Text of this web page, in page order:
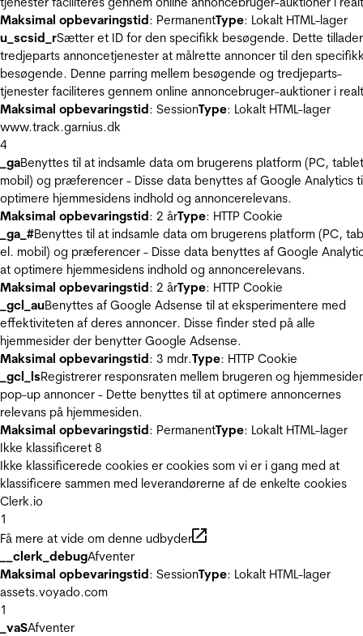
Maksimal opbevaringstid: PermanentType: Lokalt HTML-lager
u_scsid_rSætter et ID for den specifikk besøgende. Dette tillader
tredjeparts annoncetjenester at målrette annoncer til den
besøgende. Denne parring mellem besøgende og tredjeparts-
tjenester faciliteres gennem online annoncebruger-auktioner i
Maksimal opbevaringstid: SessionType: Lokalt HTML-lager
www.track.garnius.dk
4
_gaBenyttes til at indsamle data om brugerens platform (PC,
mobil) og præferencer - Disse data benyttes af Google Analytics
optimere hjemmesidens indhold og annoncerelevans.
Maksimal opbevaringstid: 2 årType: HTTP Cookie
_ga_#Benyttes til at indsamle data om brugerens platform (PC,
el. mobil) og præferencer - Disse data benyttes af Google
at optimere hjemmesidens indhold og annoncerelevans.
Maksimal opbevaringstid: 2 årType: HTTP Cookie
_gcl_auBenyttes af Google Adsense til at eksperimentere med
effektiviteten af deres annoncer. Disse finder sted på alle
hjemmesider der benytter Google Adsense.
Maksimal opbevaringstid: 3 mdr.Type: HTTP Cookie
_gcl_lsRegistrerer responsraten mellem brugeren og
pop-up annoncer - Dette benyttes til at optimere annoncernes
relevans på hjemmesiden.
Maksimal opbevaringstid: PermanentType: Lokalt HTML-lager
Ikke klassificeret 8
Ikke klassificerede cookies er cookies som vi er i gang med at
klassificere sammen med leverandørerne af de enkelte cookies
Clerk.io
1
Få mere at vide om denne udbyder
__clerk_debugAfventer
Maksimal opbevaringstid: SessionType: Lokalt HTML-lager
assets.voyado.com
1
_vaSAfventer